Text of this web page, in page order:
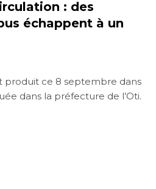
: des
échappent à un
produit ce 8 septembre dans
dans la préfecture de l’Oti.